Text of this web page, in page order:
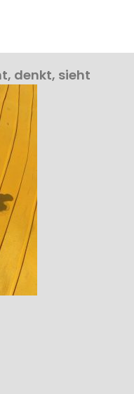
denkt, sieht